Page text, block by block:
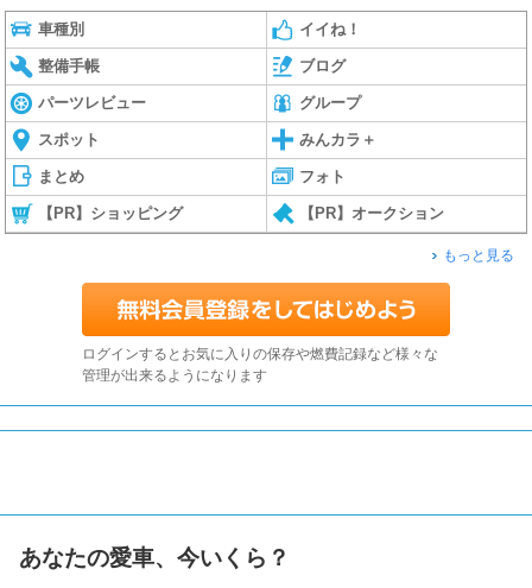
車種別 イイね！
整備手帳 ブログ
パーツレビュー グループ
スポット みんカラ＋
まとめ フォト
【PR】ショッピング 【PR】オークション
もっと見る
ログインするとお気に入りの保存や燃費記録など様々な
管理が出来るようになります
あなたの愛車、今いくら？